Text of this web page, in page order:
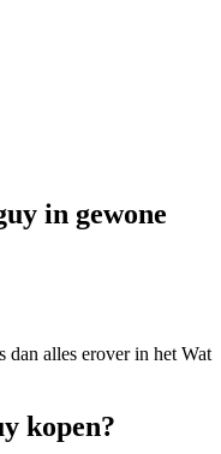
in gewone
dan alles erover in het Wat
kopen?